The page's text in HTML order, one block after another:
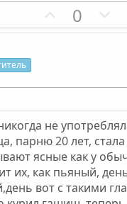
П
о
т
н
ы
й
г
0
е
т
н
й
г
не
парню 20 лет,
ясные как у
их, как пьяный,
вот с такими